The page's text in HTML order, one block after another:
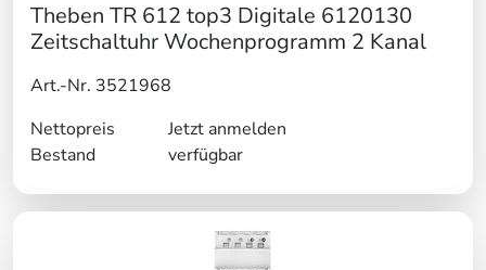
Theben TR 612 top3 Digitale 6120130
Zeitschaltuhr Wochenprogramm 2 Kanal
Art.-Nr. 3521968
Nettopreis
Jetzt anmelden
Bestand
verfügbar